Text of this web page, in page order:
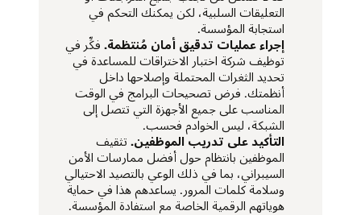
التعليقات السلبية، لكن يمكنك التحكم في
استجابة المؤسسة.
إجراء عمليات تدقيق أمان مُنتظمة.فكِّر في
توظيف شركة اختبار الاختراقات للمساعدة في
تحديد الثغرات المحتملة وإصلاحها داخل
أنظمتك. فرض تصحيحات البرامج في الوقت
المناسب على جميع الأجهزة التي تتصل إلى
الشبكة، ليس الخوادم فحسب.
التأكيد على تدريب الموظفين.تثقيف
الموظفين بانتظام حول أفضل ممارسات الأمن
السيبراني، بما في ذلك الوعي بالتصيد الاحتيالي
وسلامة كلمات المرور. يساعدهم هذا في حماية
هوياتهم الرقمية الخاصة مع استفادة المؤسسة.